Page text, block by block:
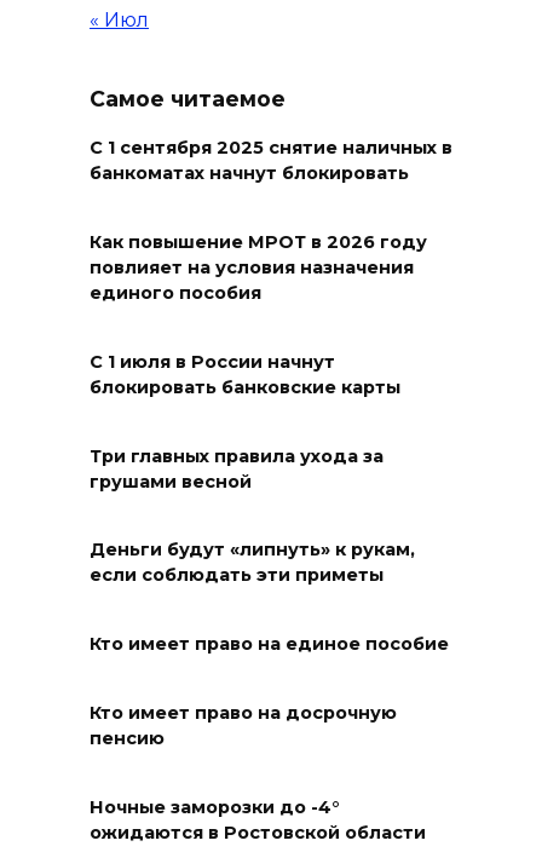
беспилотников
пяти районах Ростовской
области
Дабы счастье семейное
на 8 августа
В Железнодорожном районе
отключат воду из-за
капремонта сетей
осквернивших стелу
«Освободителям Ростова»
« Июл
Самое читаемое
С 1 сентября 2025 снятие наличных в
банкоматах начнут блокировать
Как повышение МРОТ в 2026 году
повлияет на условия назначения
единого пособия
С 1 июля в России начнут
блокировать банковские карты
Три главных правила ухода за
грушами весной
Деньги будут «липнуть» к рукам,
если соблюдать эти приметы
Кто имеет право на единое пособие
Кто имеет право на досрочную
пенсию
Ночные заморозки до -4°
ожидаются в Ростовской области